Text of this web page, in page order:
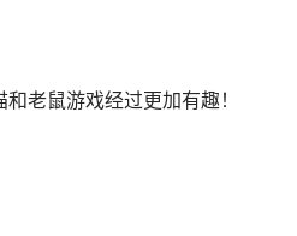
老鼠游戏经过更加有趣！